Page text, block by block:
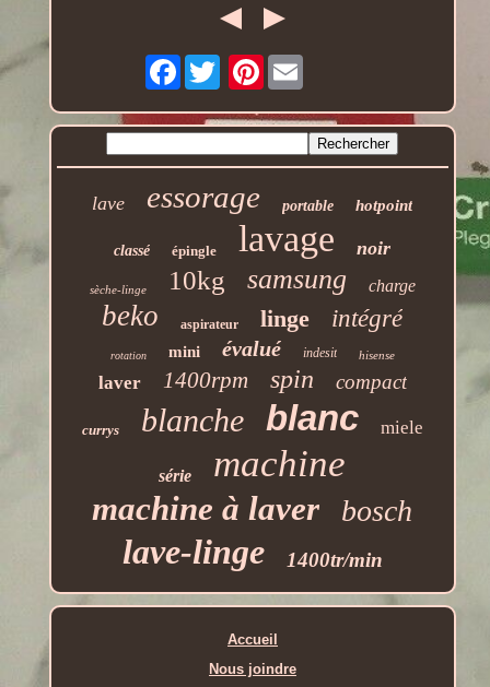
Facebook Pinterest
lave essorage portable hotpoint
classé épingle lavage noir
sèche-linge 10kg samsung charge
beko aspirateur linge intégré
rotation mini évalué indesit hisense
laver 1400rpm spin compact
currys blanche blanc miele
série machine
machine à laver bosch
lave-linge 1400tr/min
Accueil
Nous joindre